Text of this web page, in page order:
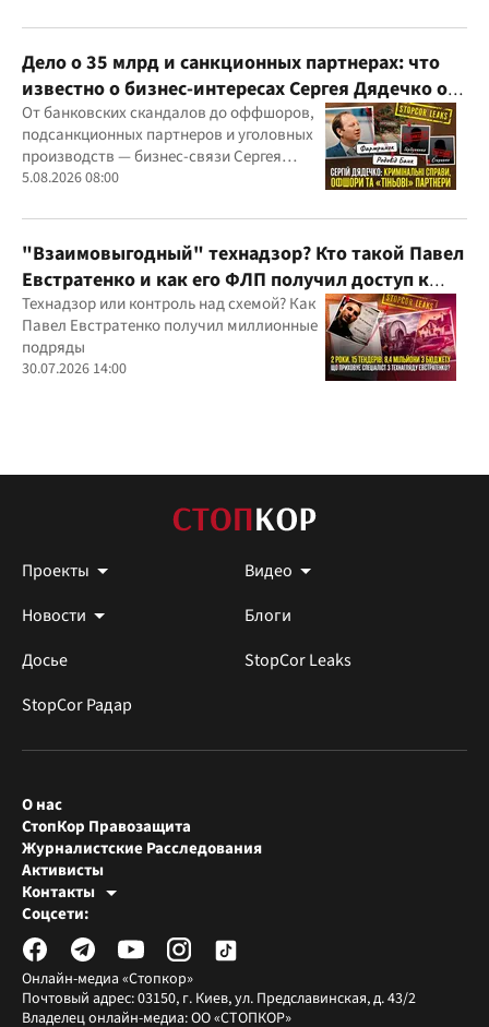
Дело о 35 млрд и санкционных партнерах: что
известно о бизнес-интересах Сергея Дядечко от
"Родовид Банка" до "ФАРМАСЕЛ"
От банковских скандалов до оффшоров,
подсанкционных партнеров и уголовных
производств — бизнес-связи Сергея
Дядечко до сих пор простираются через
юрисдикций
5.08.2026 08:00
"Взаимовыгодный" технадзор? Кто такой Павел
Евстратенко и как его ФЛП получил доступ к
бюджетным миллионам?
Технадзор или контроль над схемой? Как
Павел Евстратенко получил миллионные
подряды
30.07.2026 14:00
Проекты
Видео
Новости
Блоги
Досье
StopCor Leaks
StopCor Радар
Онлайн-медиа «Стопкор»
Почтовый адрес: 03150, г. Киев, ул. Предславинская, д. 43/2
Владелец онлайн-медиа: ОО «СТОПКОР»
О нас
СтопКор Правозащита
Журналистские Расследования
Активисты
Контакты
Редакция СтопКора
Журналисты-расследователи
Соцсети: